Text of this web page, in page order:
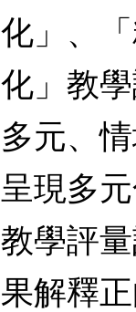
化」、
化」教
多元、
呈現多
教學評
果解釋